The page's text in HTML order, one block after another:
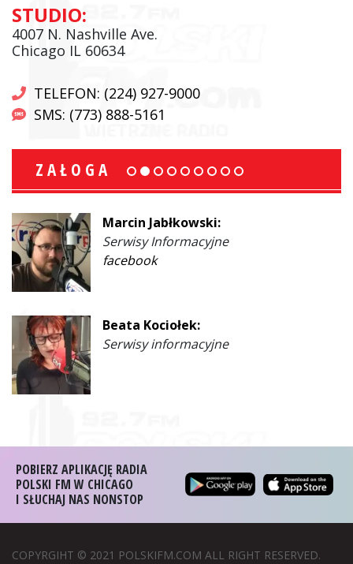
STUDIO:
4007 N. Nashville Ave.
Chicago IL 60634
TELEFON: (224) 927-9000
SMS: (773) 888-5161
ZAŁOGA
Marcin Jabłkowski:
Serwisy Informacyjne
facebook
Beata Kociołek:
Serwisy informacyjne
POBIERZ APLIKACJĘ RADIA
POLSKI FM W CHICAGO
I SŁUCHAJ NAS NONSTOP
COPYRGIHT © 2021 POLSKIFM.COM ALL RIGHT RESERVED.